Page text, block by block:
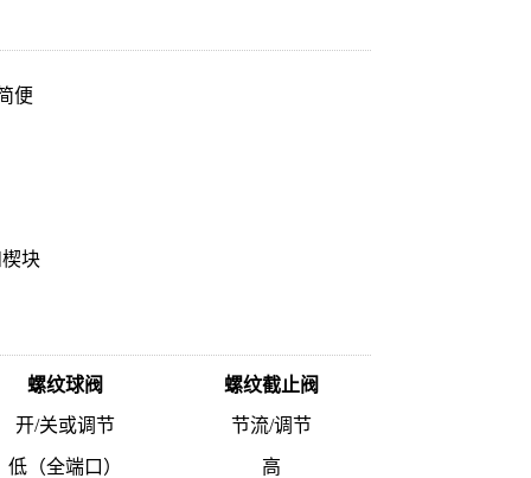
便
块
螺纹球阀
螺纹截止阀
开/关或调节
节流/调节
低（全端口） 高